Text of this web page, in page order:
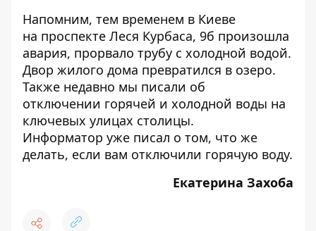
Напомним, тем временем в Киеве
на проспекте Леся Курбаса, 9б произошла
авария, прорвало трубу с холодной водой.
Двор жилого дома превратился в озеро.
Также недавно мы писали об
отключении горячей и холодной воды на
ключевых улицах столицы.
Информатор уже писал о том, что же
делать, если вам отключили горячую воду.
Екатерина Захоба